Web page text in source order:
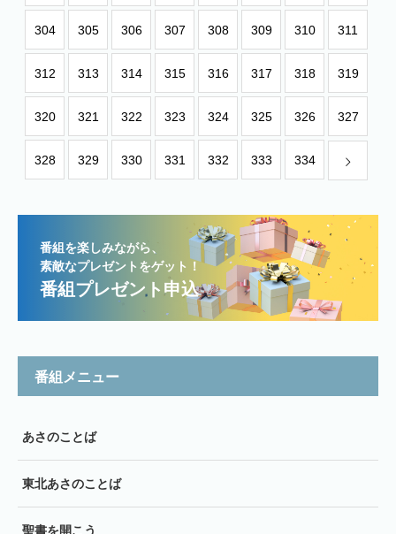
304 305 306 307 308 309 310 311
312 313 314 315 316 317 318 319
320 321 322 323 324 325 326 327
328 329 330 331 332 333 334
番組を楽しみながら、
素敵なプレゼントをゲット！
番組プレゼント申込
番組メニュー
あさのことば
東北あさのことば
聖書を開こう